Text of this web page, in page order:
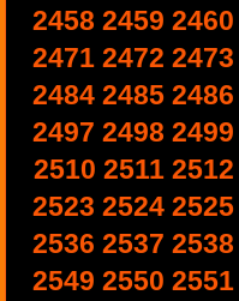
2458 2459 2460
2471 2472 2473
2484 2485 2486
2497 2498 2499
2510 2511 2512
2523 2524 2525
2536 2537 2538
2549 2550 2551